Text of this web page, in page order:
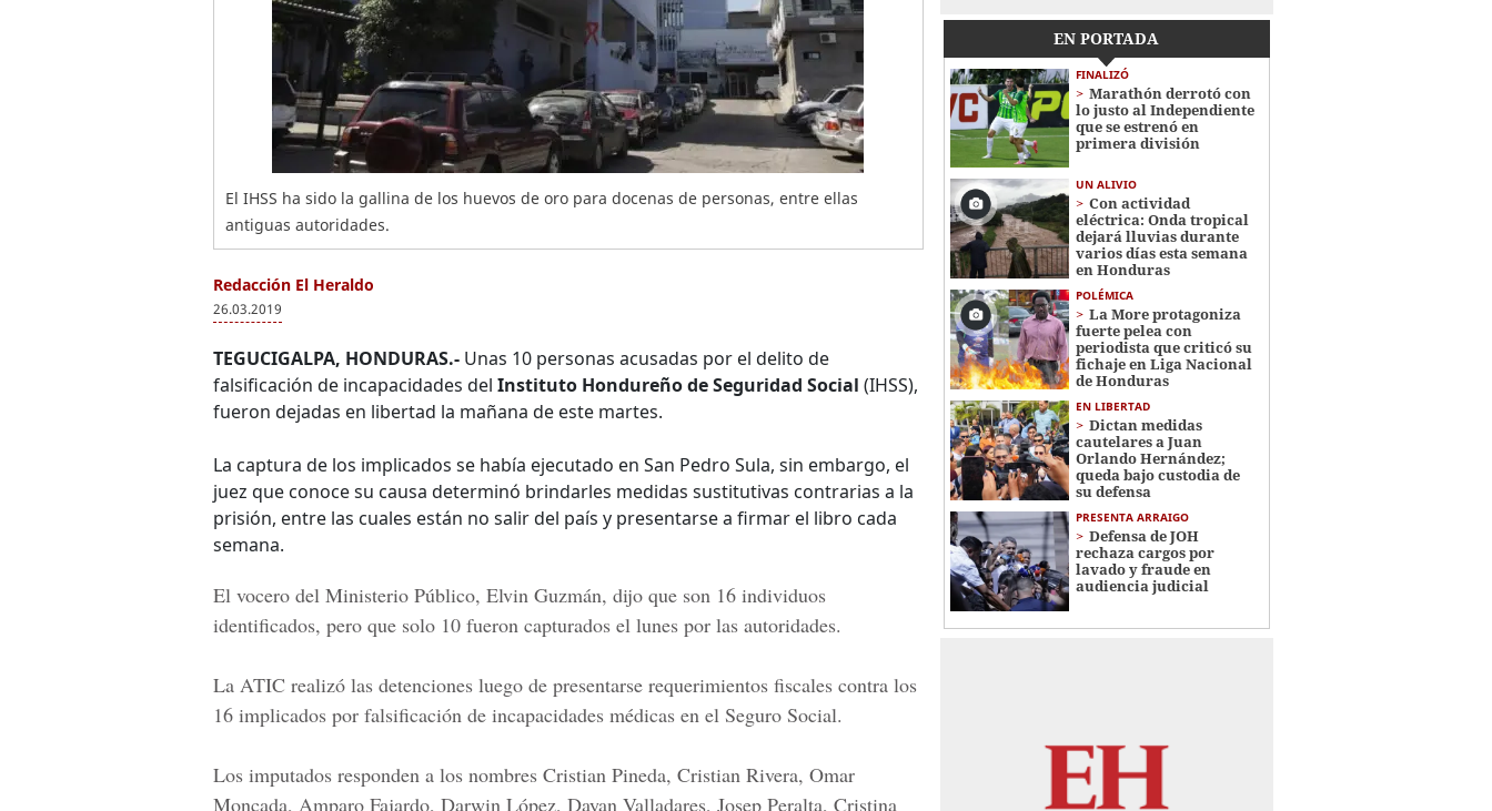
El IHSS ha sido la gallina de los huevos de oro para docenas de personas, entre ellas
antiguas autoridades.
Redacción El Heraldo
26.03.2019
TEGUCIGALPA, HONDURAS.- Unas 10 personas acusadas por el delito de
falsificación de incapacidades del Instituto Hondureño de Seguridad Social (IHSS),
fueron dejadas en libertad la mañana de este martes.
La captura de los implicados se había ejecutado en San Pedro Sula, sin embargo, el
juez que conoce su causa determinó brindarles medidas sustitutivas contrarias a la
prisión, entre las cuales están no salir del país y presentarse a firmar el libro cada
semana.
El vocero del Ministerio Público, Elvin Guzmán, dijo que son 16 individuos
identificados, pero que solo 10 fueron capturados el lunes por las autoridades.
La ATIC realizó las detenciones luego de presentarse requerimientos fiscales contra los
16 implicados por falsificación de incapacidades médicas en el Seguro Social.
Los imputados responden a los nombres Cristian Pineda, Cristian Rivera, Omar
Moncada, Amparo Fajardo, Darwin López, Dayan Valladares, Josep Peralta, Cristina
EN PORTADA
FINALIZÓ
Marathón derrotó con
lo justo al Independiente
que se estrenó en
primera división
UN ALIVIO
Con actividad
eléctrica: Onda tropical
dejará lluvias durante
varios días esta semana
en Honduras
POLÉMICA
La More protagoniza
fuerte pelea con
periodista que criticó su
fichaje en Liga Nacional
de Honduras
EN LIBERTAD
Dictan medidas
cautelares a Juan
Orlando Hernández;
queda bajo custodia de
su defensa
PRESENTA ARRAIGO
Defensa de JOH
rechaza cargos por
lavado y fraude en
audiencia judicial